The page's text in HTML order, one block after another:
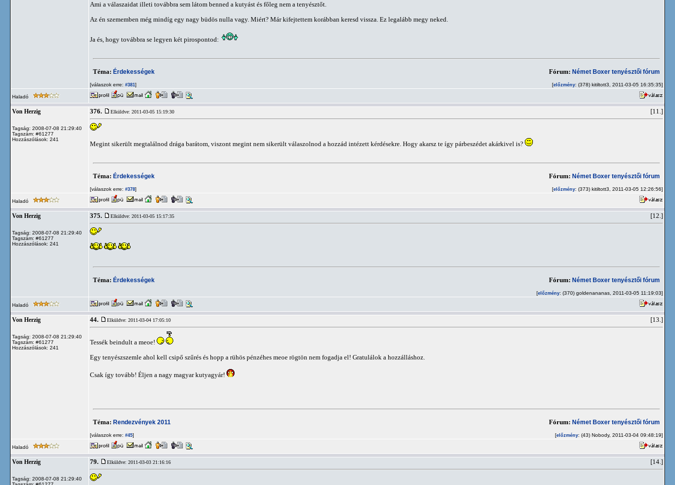
Ami a válaszaidat illeti továbbra sem látom benned a kutyást és főleg nem a tenyésztőt.
Az én szememben még mindíg egy nagy büdös nulla vagy. Miért? Már kifejtettem korábban keresd vissza. Ez legalább megy neked.
Ja és, hogy továbbra se legyen két pirospontod:
Téma: Érdekességek Fórum: Német Boxer tenyésztői fórum
[válaszok erre: #381] [előzmény: (378) kitiltott3, 2011-03-05 16:35:35]
Haladó
Von Herzig
Tagság: 2008-07-08 21:29:40
Tagszám: #61277
Hozzászólások: 241
376. Elküldve: 2011-03-05 15:19:30 [11.]
Megint sikerült megtalálnod drága barátom, viszont megint nem sikerült válaszolnod a hozzád intézett kérdésekre. Hogy akarsz te így párbeszédet akárkivel is?
Téma: Érdekességek Fórum: Német Boxer tenyésztői fórum
[válaszok erre: #378] [előzmény: (373) kitiltott3, 2011-03-05 12:26:56]
Haladó
Von Herzig
Tagság: 2008-07-08 21:29:40
Tagszám: #61277
Hozzászólások: 241
375. Elküldve: 2011-03-05 15:17:35 [12.]
Téma: Érdekességek Fórum: Német Boxer tenyésztői fórum
[előzmény: (370) goldenananas, 2011-03-05 11:19:03]
Haladó
Von Herzig
Tagság: 2008-07-08 21:29:40
Tagszám: #61277
Hozzászólások: 241
44. Elküldve: 2011-03-04 17:05:10 [13.]
Tessék beindult a meoe!
Egy tenyészszemle ahol kell csipő szűrés és hopp a rühös pénzéhes meoe rögtön nem fogadja el! Gratulálok a hozzálláshoz.
Csak így tovább! Éljen a nagy magyar kutyagyár!
Téma: Rendezvények 2011 Fórum: Német Boxer tenyésztői fórum
[válaszok erre: #45] [előzmény: (43) Nobody, 2011-03-04 09:48:19]
Haladó
Von Herzig
Tagság: 2008-07-08 21:29:40
79. Elküldve: 2011-03-03 21:16:16 [14.]